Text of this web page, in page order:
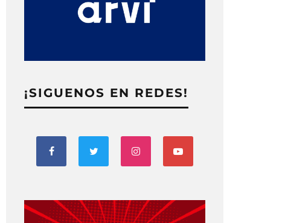
¡SIGUENOS EN REDES!